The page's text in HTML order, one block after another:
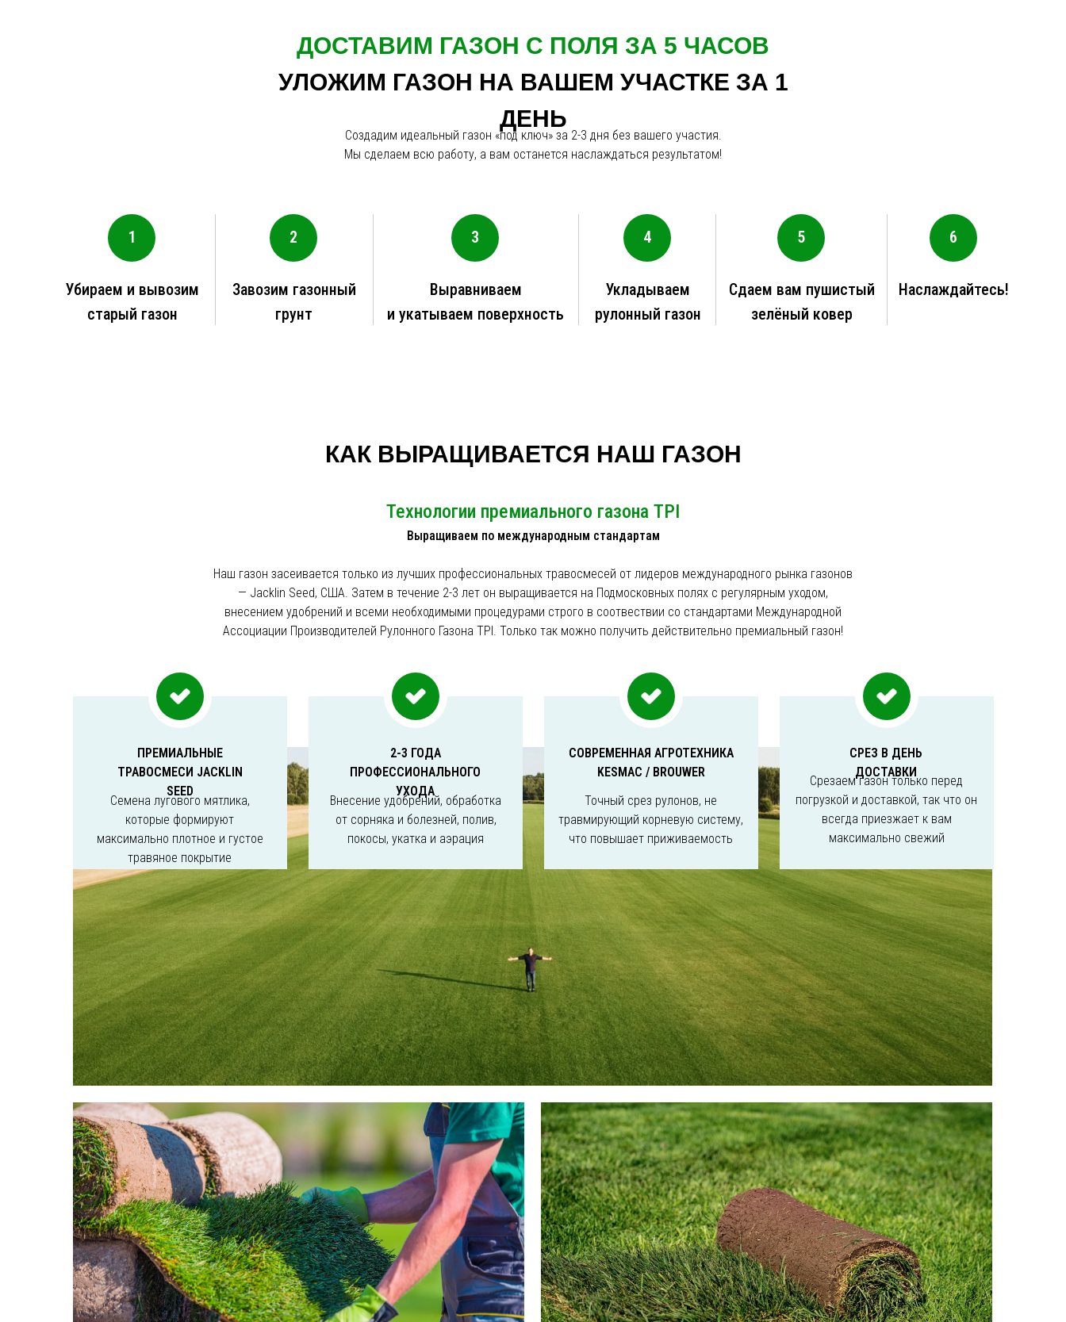
ДОСТАВИМ ГАЗОН С ПОЛЯ ЗА 5 ЧАСОВ
УЛОЖИМ ГАЗОН НА ВАШЕМ УЧАСТКЕ ЗА 1
ДЕНЬ
Убираем и вывозим
старый газон
Наслаждайтесь!
Завозим газонный
грунт
Создадим идеальный газон «под ключ» за 2-3 дня без вашего участия.
Мы сделаем всю работу, а вам останется наслаждаться результатом!
1
Выравниваем
и укатываем поверхность
Сдаем вам пушистый
зелёный ковер
2 6
Укладываем
рулонный газон
3 5
4
КАК ВЫРАЩИВАЕТСЯ НАШ ГАЗОН
Технологии премиального газона TPI
Выращиваем по международным стандартам
Наш газон засеивается только из лучших профессиональных травосмесей от лидеров международного рынка газонов
— Jacklin Seed, США. Затем в течение 2-3 лет он выращивается на Подмосковных полях с регулярным уходом,
внесением удобрений и всеми необходимыми процедурами строго в соотвествии со стандартами Международной
Ассоциации Производителей Рулонного Газона TPI. Только так можно получить действительно премиальный газон!
ПРЕМИАЛЬНЫЕ
ТРАВОСМЕСИ JACKLIN
SEED
Семена лугового мятлика,
которые формируют
максимально плотное и густое
травяное покрытие
2-3 ГОДА
ПРОФЕССИОНАЛЬНОГО
УХОДА
Внесение удобрений, обработка
от сорняка и болезней, полив,
покосы, укатка и аэрация
СРЕЗ В ДЕНЬ
ДОСТАВКИ
Срезаем газон только перед
погрузкой и доставкой, так что он
всегда приезжает к вам
максимально свежий
СОВРЕМЕННАЯ АГРОТЕХНИКА
KESMAC / BROUWER
Точный срез рулонов, не
травмирующий корневую систему,
что повышает приживаемость